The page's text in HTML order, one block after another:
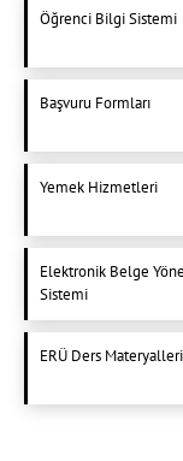
Öğrenci Bilgi Sistemi
Başvuru Formları
Yemek Hizmetleri
Elektronik Belge
Sistemi
ERÜ Ders